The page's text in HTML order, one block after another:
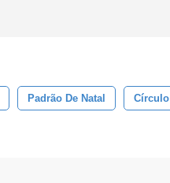
Padrão De Natal Círculo